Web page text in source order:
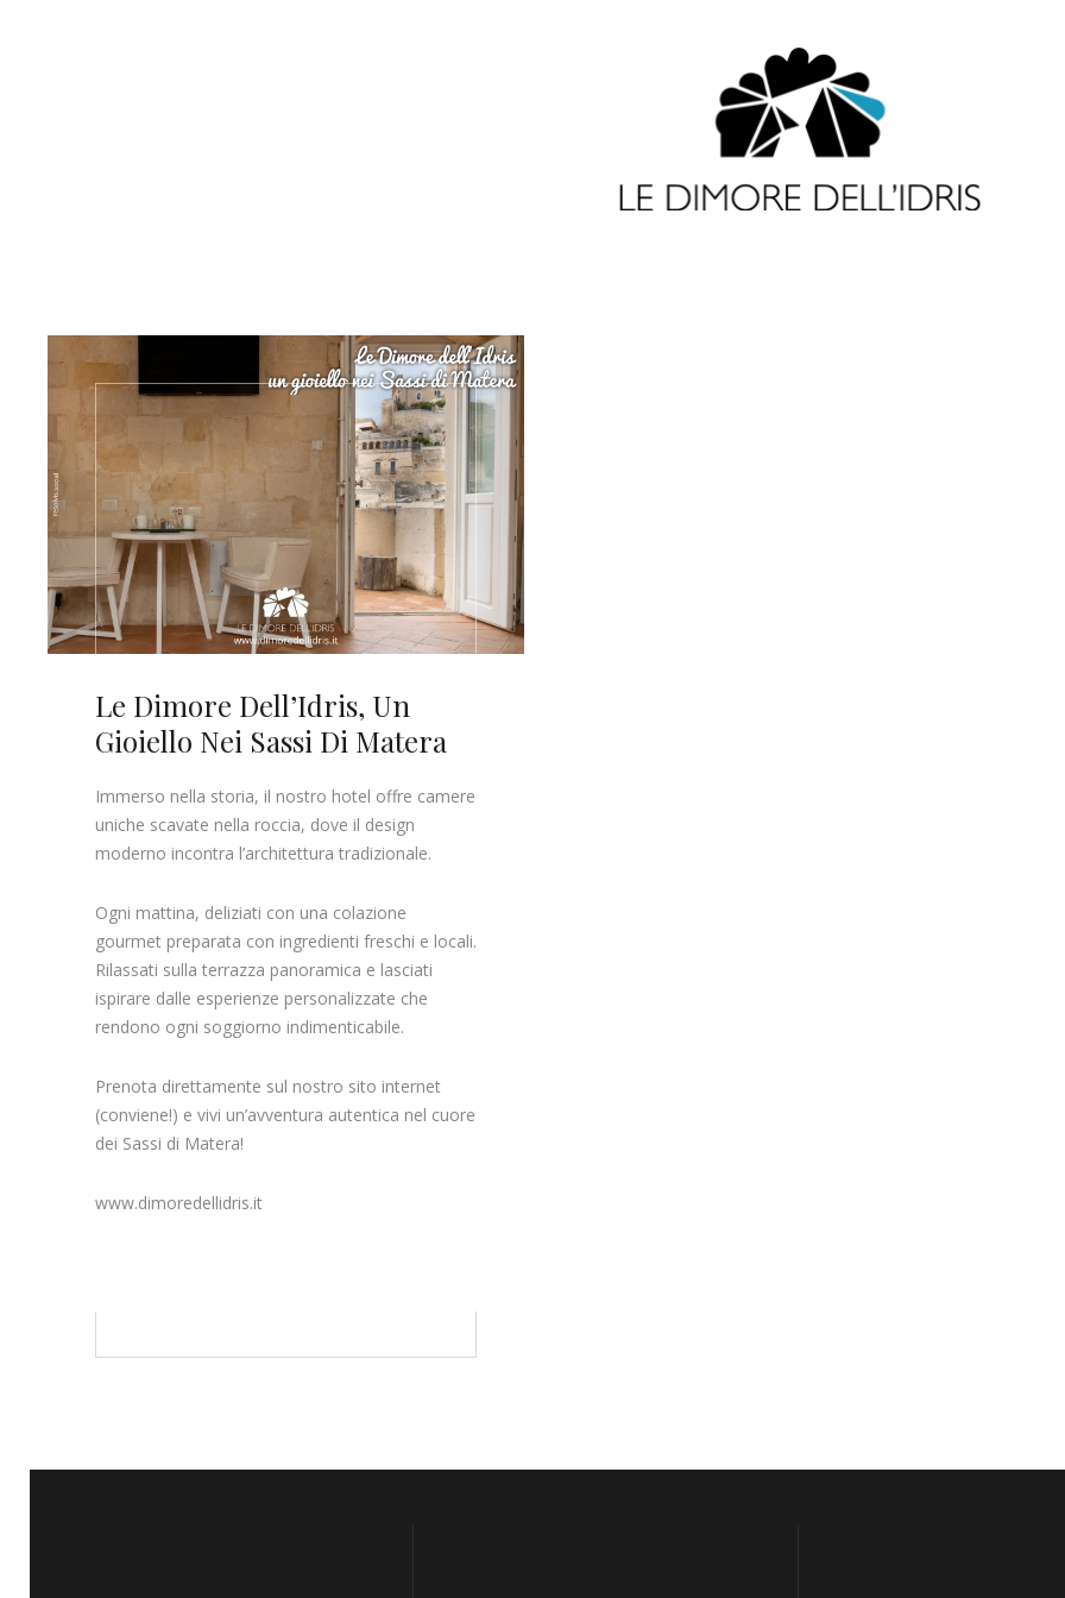
Le Dimore Dell’Idris, Un
Gioiello Nei Sassi Di Matera
Immerso nella storia, il nostro hotel offre camere
uniche scavate nella roccia, dove il design
moderno incontra l’architettura tradizionale.
Ogni mattina, deliziati con una colazione
gourmet preparata con ingredienti freschi e locali.
Rilassati sulla terrazza panoramica e lasciati
ispirare dalle esperienze personalizzate che
rendono ogni soggiorno indimenticabile.
Prenota direttamente sul nostro sito internet
(conviene!) e vivi un’avventura autentica nel cuore
dei Sassi di Matera!
www.dimoredellidris.it